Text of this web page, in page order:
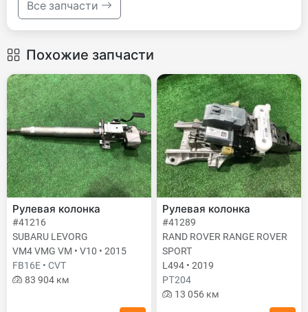
Все запчасти
Похожие запчасти
Рулевая колонка
#41216
SUBARU LEVORG
VM4 VMG VM • V10 • 2015
FB16E • CVT
83 904 км
Рулевая колонка
#41289
RAND ROVER RANGE ROVER
SPORT
L494 • 2019
PТ204
13 056 км